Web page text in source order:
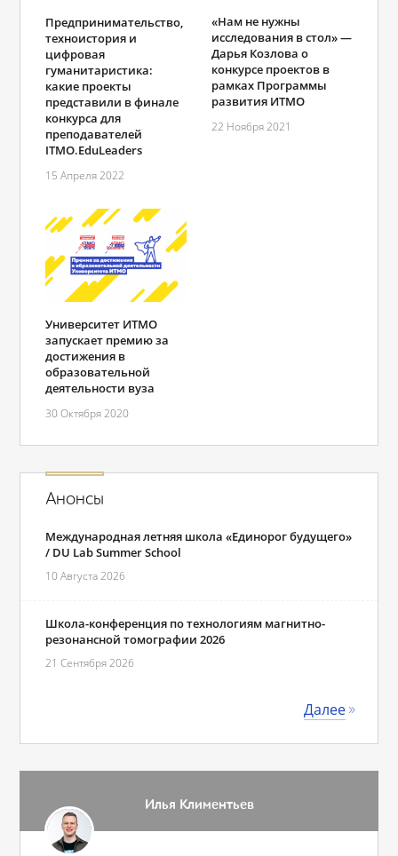
Предпринимательство,
техноистория и
цифровая
гуманитаристика:
какие проекты
представили в финале
конкурса для
преподавателей
ITMO.EduLeaders
15 Апреля 2022
«Нам не нужны
исследования в стол» —
Дарья Козлова о
конкурсе проектов в
рамках Программы
развития ИТМО
22 Ноября 2021
Университет ИТМО
запускает премию за
достижения в
образовательной
деятельности вуза
30 Октября 2020
Анонсы
Международная летняя школа «Единорог будущего»
/ DU Lab Summer School
10 Августа 2026
Школа-конференция по технологиям магнитно-
резонансной томографии 2026
21 Сентября 2026
Далее
Илья Климентьев